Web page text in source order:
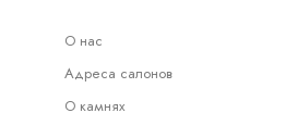
О нас
Адреса салонов
О камнях